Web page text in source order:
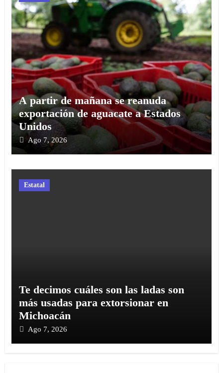
A partir de mañana se reanuda
exportación de aguacate a Estados
Unidos
Ago 7, 2026
Estatal
Te decimos cuáles son las ladas son
más usadas para extorsionar en
Michoacán
Ago 7, 2026